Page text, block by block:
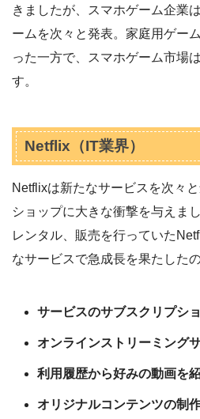
きましたが、スマホゲーム企業
ームを次々と発表。家庭用ゲー
った一方で、スマホゲーム市場
す。
Netflix（IT業界）
Netflixは新たなサービスを次々
ショップに大きな衝撃を与えま
レンタル、販売を行っていた
なサービスで急成長を果たしたの
サービスのサブスクリプシ
オンラインストリーミング
利用履歴から好みの動画を
オリジナルコンテンツの制